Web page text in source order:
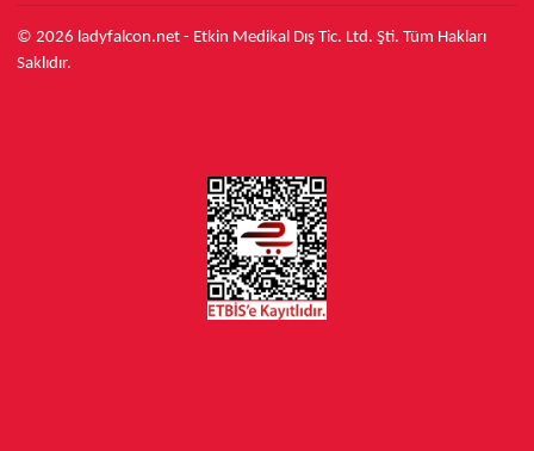
© 2026 ladyfalcon.net - Etkin Medikal Dış Tic. Ltd. Şti. Tüm Hakları
Saklıdır.